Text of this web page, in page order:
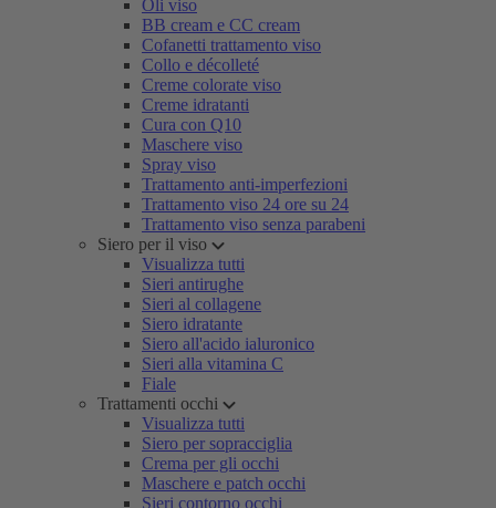
Oli viso
BB cream e CC cream
Cofanetti trattamento viso
Collo e décolleté
Creme colorate viso
Creme idratanti
Cura con Q10
Maschere viso
Spray viso
Trattamento anti-imperfezioni
Trattamento viso 24 ore su 24
Trattamento viso senza parabeni
Siero per il viso
Visualizza tutti
Sieri antirughe
Sieri al collagene
Siero idratante
Siero all'acido ialuronico
Sieri alla vitamina C
Fiale
Trattamenti occhi
Visualizza tutti
Siero per sopracciglia
Crema per gli occhi
Maschere e patch occhi
Sieri contorno occhi